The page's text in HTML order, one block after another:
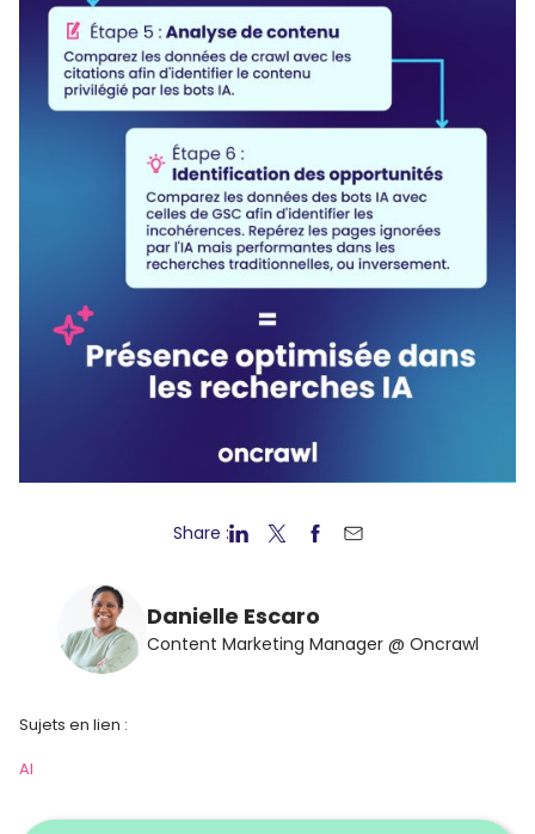
Share :
Danielle Escaro
Content Marketing Manager @ Oncrawl
Sujets en lien :
AI